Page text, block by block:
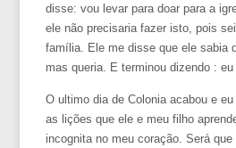
disse: vou levar para doar para a
ele não precisaria fazer isto, pois
família. Ele me disse que ele sabia
mas queria. E terminou dizendo : eu
O ultimo dia de Colonia acabou e
as lições que ele e meu filho
incognita no meu coração. Será